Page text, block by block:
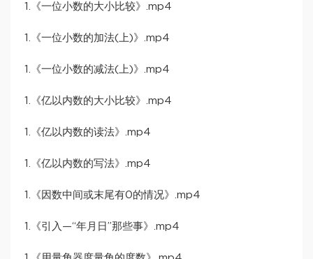
1.《一位小数的大小比较》.mp4
1.《一位小数的加法(上)》.mp4
1.《一位小数的减法(上)》.mp4
1.《亿以内数的大小比较》.mp4
1.《亿以内数的读法》.mp4
1.《亿以内数的写法》.mp4
1.《因数中间或末尾有0的情况》.mp4
1.《引入—“年月日”那些事》.mp4